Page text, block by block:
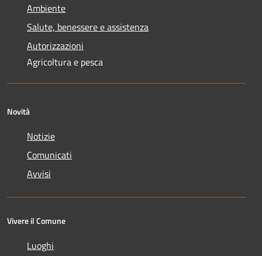
Ambiente
Salute, benessere e assistenza
Autorizzazioni
Agricoltura e pesca
Novità
Notizie
Comunicati
Avvisi
Vivere il Comune
Luoghi